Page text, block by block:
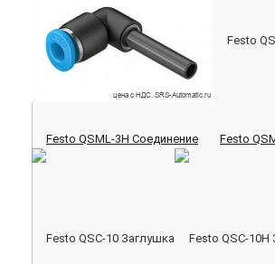
Festo QSML-3H Соединение Festo